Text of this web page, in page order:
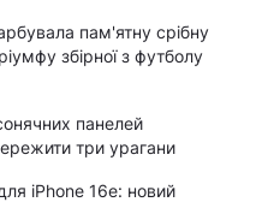
пам'ятну срібну
збірної з футболу
панелей
три урагани
iPhone 16e: новий